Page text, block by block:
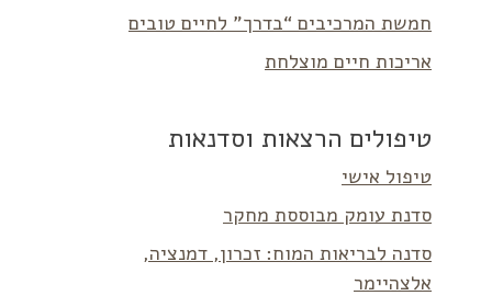
חמשת המרכיבים “בדרך” לחיים טובים
אריכות חיים מוצלחת
טיפולים הרצאות וסדנאות
טיפול אישי
סדנת עומק מבוססת מחקר
סדנה לבריאות המוח: זכרון, דמנציה,
אלצהיימר